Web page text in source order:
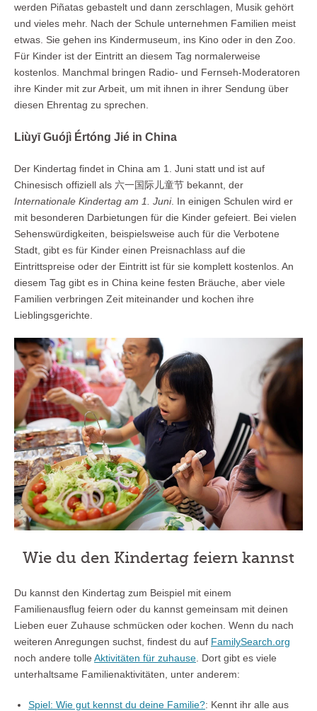
werden Piñatas gebastelt und dann zerschlagen, Musik gehört
und vieles mehr. Nach der Schule unternehmen Familien meist
etwas. Sie gehen ins Kindermuseum, ins Kino oder in den Zoo.
Für Kinder ist der Eintritt an diesem Tag normalerweise
kostenlos. Manchmal bringen Radio- und Fernseh-Moderatoren
ihre Kinder mit zur Arbeit, um mit ihnen in ihrer Sendung über
diesen Ehrentag zu sprechen.
Liùyī Guójì Értóng Jié in China
Der Kindertag findet in China am 1. Juni statt und ist auf
Chinesisch offiziell als 六一国际儿童节 bekannt, der
Internationale Kindertag am 1. Juni. In einigen Schulen wird er
mit besonderen Darbietungen für die Kinder gefeiert. Bei vielen
Sehenswürdigkeiten, beispielsweise auch für die Verbotene
Stadt, gibt es für Kinder einen Preisnachlass auf die
Eintrittspreise oder der Eintritt ist für sie komplett kostenlos. An
diesem Tag gibt es in China keine festen Bräuche, aber viele
Familien verbringen Zeit miteinander und kochen ihre
Lieblingsgerichte.
Wie du den Kindertag feiern kannst
Du kannst den Kindertag zum Beispiel mit einem
Familienausflug feiern oder du kannst gemeinsam mit deinen
Lieben euer Zuhause schmücken oder kochen. Wenn du nach
weiteren Anregungen suchst, findest du auf FamilySearch.org
noch andere tolle Aktivitäten für zuhause . Dort gibt es viele
unterhaltsame Familienaktivitäten, unter anderem:
Spiel: Wie gut kennst du deine Familie?: Kennt ihr alle aus